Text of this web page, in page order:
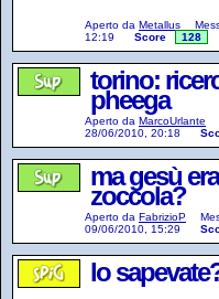
Aperto da Metallus
12:19
Score 128
torino:
pheega
Aperto da MarcoUrlante
28/06/2010, 20:18
ma gesù
zoccola?
Aperto da FabrizioP
09/06/2010, 15:29
lo